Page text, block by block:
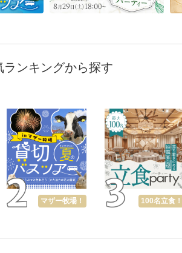
ランキングから探す
マザー牧場！ 100名立食